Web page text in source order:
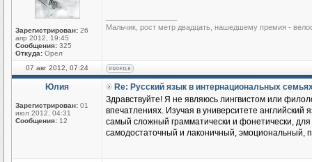
Зарегистрирован: 26
апр 2012, 19:45
Сообщения: 325
Откуда: Орел
Мальчик, рост метр двадцать, нашедшему премия -
07 авг 2012, 07:24
Юлия
Зарегистрирован: 01
июл 2012, 04:31
Сообщения: 12
Re: Русский язык в интернациональных
Здравствуйте! Я не являюсь лингвистом или
впечатлениях. Изучая в университете английский
самый сложный грамматически и фонетически, для
самодостаточный и лаконичный, эмоциональный,